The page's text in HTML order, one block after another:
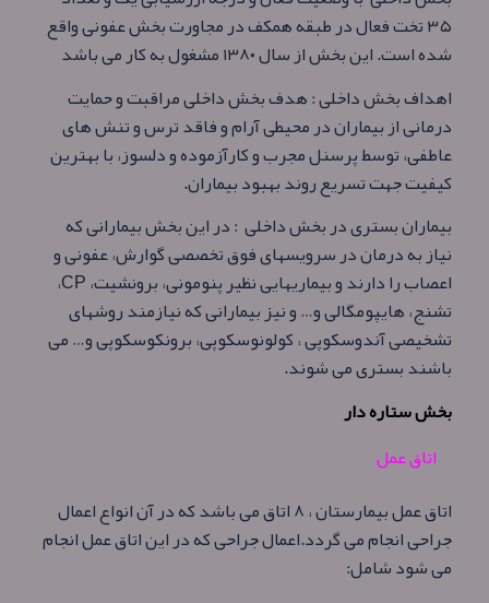
۳۵ تخت فعال در طبقه همکف در مجاورت بخش عفونی واقع
شده است. این بخش از سال ۱۳۸۰ مشغول به کار می باشد
اهداف بخش داخلی : هدف بخش داخلی مراقبت و حمایت
درمانی از بیماران در محیطی آرام و فاقد ترس و تنش های
عاطفی، توسط پرسنل مجرب و کارآزموده و دلسوز، با بهترین
کیفیت جهت تسریع روند بهبود بیماران.
بیماران بستری در بخش داخلی : در این بخش بیمارانی که
نیاز به درمان در سرویسهای فوق تخصصی گوارش، عفونی و
اعصاب را دارند و بیماریهایی نظیر پنومونی، برونشیت،CP،
تشنج، هایپومگالی و… و نیز بیمارانی که نیازمند روشهای
تشخیصی آندوسکوپی ، کولونوسکوپی، برونکوسکوپی و… می
باشند بستری می شوند.
بخش ستاره دار
اتاق عمل
اتاق عمل بیمارستان ، ۸ اتاق می باشد که در آن انواع اعمال
جراحی انجام می گردد.اعمال جراحی که در این اتاق عمل انجام
می شود شامل: